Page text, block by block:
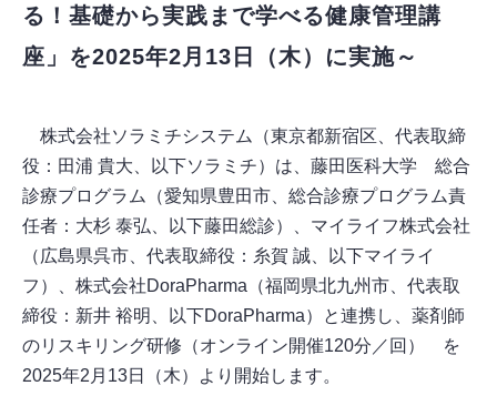
る！基礎から実践まで学べる健康管理講
座」を2025年2月13日（木）に実施～
株式会社ソラミチシステム（東京都新宿区、代表取締
役：田浦 貴大、以下ソラミチ）は、藤田医科大学 総合
診療プログラム（愛知県豊田市、総合診療プログラム責
任者：大杉 泰弘、以下藤田総診）、マイライフ株式会社
（広島県呉市、代表取締役：糸賀 誠、以下マイライ
フ）、株式会社DoraPharma（福岡県北九州市、代表取
締役：新井 裕明、以下DoraPharma）と連携し、薬剤師
のリスキリング研修（オンライン開催120分／回） を
2025年2月13日（木）より開始します。